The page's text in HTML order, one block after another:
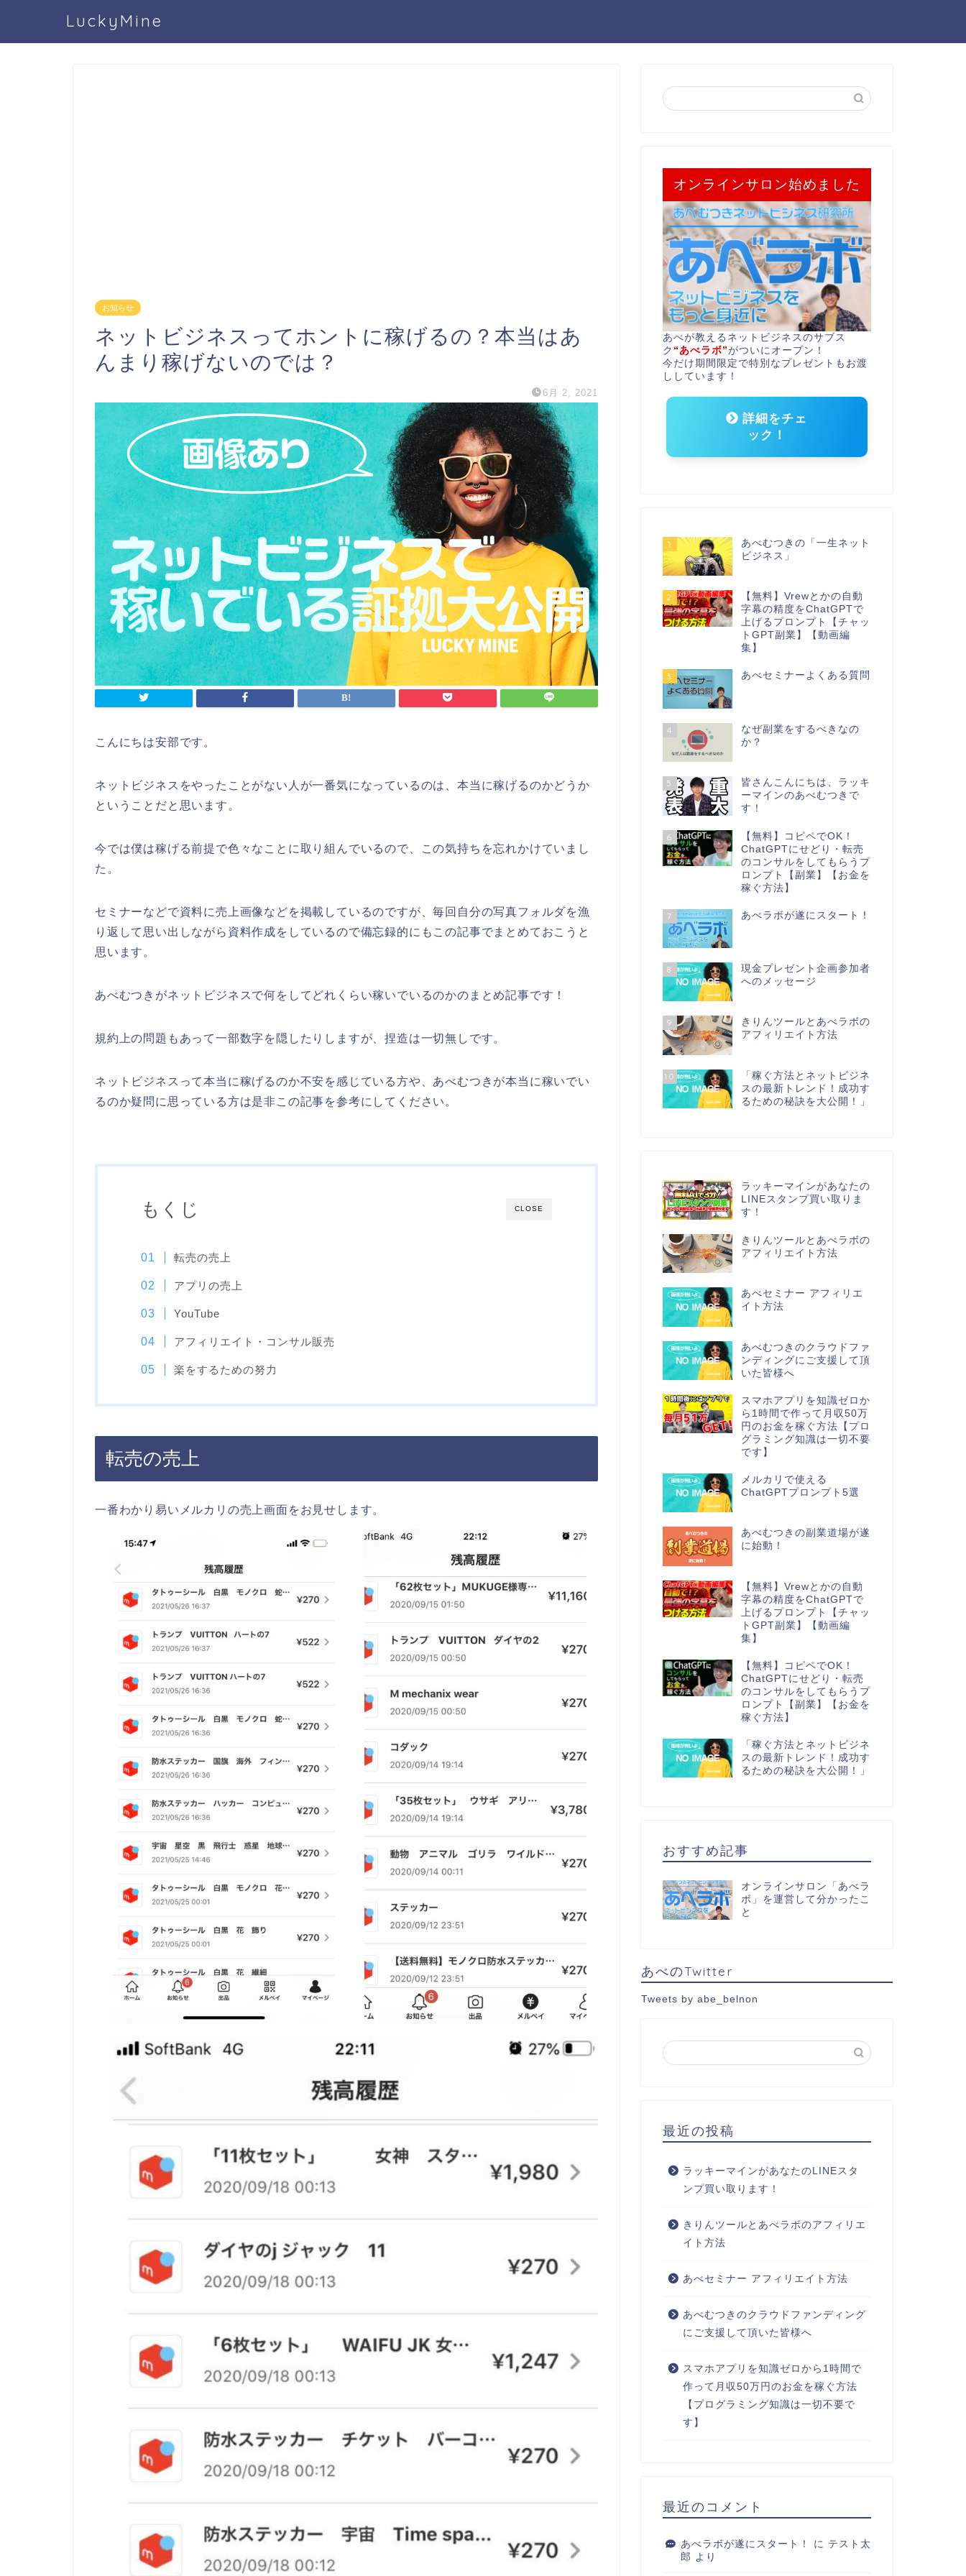
LuckyMine
お知らせ
ネットビジネスってホントに稼げるの？本当はあ
んまり稼げないのでは？
6月 2, 2021
こんにちは安部です。
ネットビジネスをやったことがない人が一番気になっているのは、本当に稼げるのかどうか
ということだと思います。
今では僕は稼げる前提で色々なことに取り組んでいるので、この気持ちを忘れかけていまし
た。
セミナーなどで資料に売上画像などを掲載しているのですが、毎回自分の写真フォルダを漁
り返して思い出しながら資料作成をしているので備忘録的にもこの記事でまとめておこうと
思います。
あべむつきがネットビジネスで何をしてどれくらい稼いでいるのかのまとめ記事です！
規約上の問題もあって一部数字を隠したりしますが、捏造は一切無しです。
ネットビジネスって本当に稼げるのか不安を感じている方や、あべむつきが本当に稼いでい
るのか疑問に思っている方は是非この記事を参考にしてください。
CLOSE
もくじ
転売の売上
アプリの売上
YouTube
アフィリエイト・コンサル販売
楽をするための努力
転売の売上
一番わかり易いメルカリの売上画面をお見せします。
オンラインサロン始めました
あべが教えるネットビジネスのサブス
ク “あべラボ”がついにオープン！
今だけ期間限定で特別なプレゼントもお渡
ししています！
詳細をチェ
ック！
1
あべむつきの「一生ネット
ビジネス」
2
【無料】Vrewとかの自動
字幕の精度をChatGPTで
上げるプロンプト【チャッ
トGPT副業】【動画編
集】
3 あべセミナーよくある質問
4
なぜ副業をするべきなの
か？
5
皆さんこんにちは、ラッキ
ーマインのあべむつきで
す！
6
【無料】コピペでOK！
ChatGPTにせどり・転売
のコンサルをしてもらうプ
ロンプト【副業】【お金を
稼ぐ方法】
7 あべラボが遂にスタート！
8
現金プレゼント企画参加者
へのメッセージ
9
きりんツールとあべラボの
アフィリエイト方法
10
「稼ぐ方法とネットビジネ
スの最新トレンド！成功す
るための秘訣を大公開！」
ラッキーマインがあなたの
LINEスタンプ買い取りま
す！
きりんツールとあべラボの
アフィリエイト方法
あべセミナー アフィリエ
イト方法
あべむつきのクラウドファ
ンディングにご支援して頂
いた皆様へ
スマホアプリを知識ゼロか
ら1時間で作って月収50万
円のお金を稼ぐ方法【プロ
グラミング知識は一切不要
です】
メルカリで使える
ChatGPTプロンプト5選
あべむつきの副業道場が遂
に始動！
【無料】Vrewとかの自動
字幕の精度をChatGPTで
上げるプロンプト【チャッ
トGPT副業】【動画編
集】
【無料】コピペでOK！
ChatGPTにせどり・転売
のコンサルをしてもらうプ
ロンプト【副業】【お金を
稼ぐ方法】
「稼ぐ方法とネットビジネ
スの最新トレンド！成功す
るための秘訣を大公開！」
おすすめ記事
オンラインサロン「あべラ
ボ」を運営して分かったこ
と
あべのTwitter
Tweets by abe_belnon
最近の投稿
ラッキーマインがあなたのLINEスタ
ンプ買い取ります！
きりんツールとあべラボのアフィリエ
イト方法
あべセミナー アフィリエイト方法
あべむつきのクラウドファンディング
にご支援して頂いた皆様へ
スマホアプリを知識ゼロから1時間で
作って月収50万円のお金を稼ぐ方法
【プログラミング知識は一切不要で
す】
最近のコメント
あべラボが遂にスタート！ に テスト太
郎 より